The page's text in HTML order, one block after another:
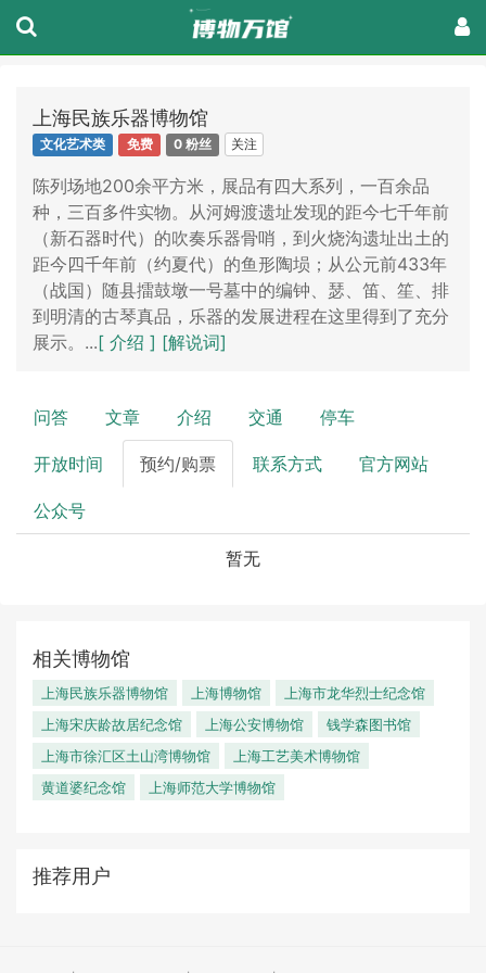
上海民族乐器博物馆
文化艺术类 免费 0 粉丝 关注
陈列场地200余平方米，展品有四大系列，一百余品
种，三百多件实物。从河姆渡遗址发现的距今七千年前
（新石器时代）的吹奏乐器骨哨，到火烧沟遗址出土的
距今四千年前（约夏代）的鱼形陶埙；从公元前433年
（战国）随县擂鼓墩一号墓中的编钟、瑟、笛、笙、排
到明清的古琴真品，乐器的发展进程在这里得到了充分
展示。...[ 介绍 ] [解说词]
问答 文章 介绍 交通 停车
开放时间 预约/购票 联系方式 官方网站
公众号
暂无
相关博物馆
上海民族乐器博物馆 上海博物馆
上海市龙华烈士纪念馆
上海宋庆龄故居纪念馆
上海公安博物馆
钱学森图书馆
上海市徐汇区土山湾博物馆
上海工艺美术博物馆
黄道婆纪念馆
上海师范大学博物馆
推荐用户